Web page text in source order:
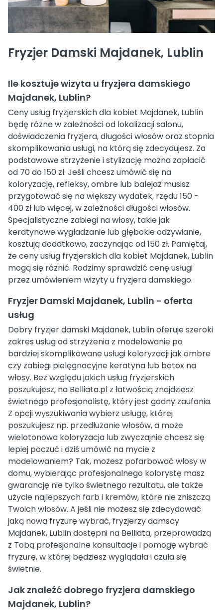
Fryzjer Damski Majdanek, Lublin
Ile kosztuje wizyta u fryzjera damskiego
Majdanek, Lublin?
Ceny usług fryzjerskich dla kobiet Majdanek, Lublin
będę różne w zależności od lokalizacji salonu,
doświadczenia fryzjera, długości włosów oraz stopnia
skomplikowania usługi, na którą się zdecydujesz. Za
podstawowe strzyżenie i stylizację można zapłacić
od 70 do 150 zł. Jeśli chcesz umówić się na
koloryzację, refleksy, ombre lub balejaż musisz
przygotować się na większy wydatek, rzędu 150 -
400 zł lub więcej, w zależności długości włosów.
Specjalistyczne zabiegi na włosy, takie jak
keratynowe wygładzanie lub głębokie odżywianie,
kosztują dodatkowo, zaczynając od 150 zł. Pamiętaj,
że ceny usług fryzjerskich dla kobiet Majdanek, Lublin
mogą się różnić. Rodzimy sprawdzić cenę usługi
przez umówieniem wizyty u fryzjera damskiego.
Fryzjer Damski Majdanek, Lublin - oferta
usług
Dobry fryzjer damski Majdanek, Lublin oferuje szeroki
zakres usług od strzyżenia z modelowanie po
bardziej skomplikowane usługi koloryzacji jak ombre
czy zabiegi pielęgnacyjne keratyna lub botox na
włosy. Bez względu jakich usług fryzjerskich
poszukujesz, na Belliata.pl z łatwością znajdziesz
świetnego profesjonalistę, który jest godny zaufania.
Z opcji wyszukiwania wybierz usługę, której
poszukujesz np. przedłużanie włosów, a może
wielotonowa koloryzacja lub zwyczajnie chcesz się
lepiej poczuć i dziś umówić na mycie z
modelowaniem? Tak, możesz pofarbować włosy w
domu, wybierając profesjonalnego kolorystę masz
gwarancję nie tylko świetnego rezultatu, ale także
użycie najlepszych farb i kremów, które nie zniszczą
Twoich włosów. A jeśli nie możesz się zdecydować
jaką nową fryzurę wybrać, fryzjerzy damscy
Majdanek, Lublin dostępni na Belliata, przeprowadzą
z Tobą profesjonalne konsultacje i pomogę wybrać
fryzurę, w której będziesz wyglądała i czuła się
świetnie.
Jak znaleźć dobrego fryzjera damskiego
Majdanek, Lublin?